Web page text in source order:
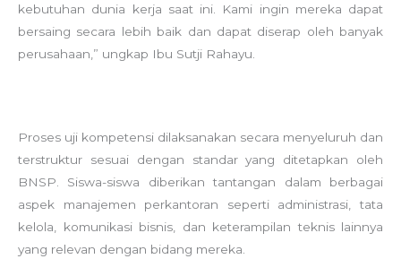
kebutuhan dunia kerja saat ini. Kami ingin mereka dapat
bersaing secara lebih baik dan dapat diserap oleh banyak
perusahaan,” ungkap Ibu Sutji Rahayu.
Proses uji kompetensi dilaksanakan secara menyeluruh dan
terstruktur sesuai dengan standar yang ditetapkan oleh
BNSP. Siswa-siswa diberikan tantangan dalam berbagai
aspek manajemen perkantoran seperti administrasi, tata
kelola, komunikasi bisnis, dan keterampilan teknis lainnya
yang relevan dengan bidang mereka.